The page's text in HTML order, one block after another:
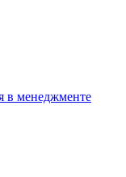
в менеджменте